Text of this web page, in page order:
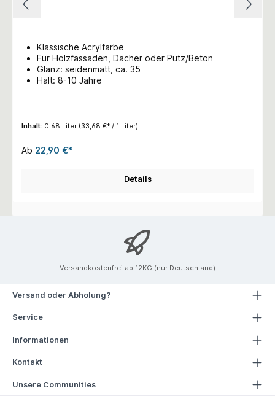
Klassische Acrylfarbe
Für Holzfassaden, Dächer oder Putz/Beton
Glanz: seidenmatt, ca. 35
Hält: 8-10 Jahre
Inhalt: 0.68 Liter (33,68 €* / 1 Liter)
Ab 22,90 €*
Details
Versandkostenfrei ab 12KG (nur Deutschland)
Versand oder Abholung?
Service
Informationen
Kontakt
Unsere Communities